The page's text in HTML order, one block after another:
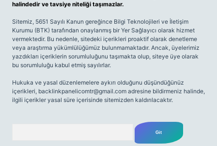
halindedir ve tavsiye niteliği taşımazlar.
Sitemiz, 5651 Sayılı Kanun gereğince Bilgi Teknolojileri ve İletişim
Kurumu (BTK) tarafından onaylanmış bir Yer Sağlayıcı olarak hizmet
vermektedir. Bu nedenle, sitedeki içerikleri proaktif olarak denetleme
veya araştırma yükümlülüğümüz bulunmamaktadır. Ancak, üyelerimiz
yazdıkları içeriklerin sorumluluğunu taşımakta olup, siteye üye olarak
bu sorumluluğu kabul etmiş sayılırlar.
Hukuka ve yasal düzenlemelere aykırı olduğunu düşündüğünüz
içerikleri, backlinkpanelicomtr@gmail.com adresine bildirmeniz halinde,
ilgili içerikler yasal süre içerisinde sitemizden kaldırılacaktır.